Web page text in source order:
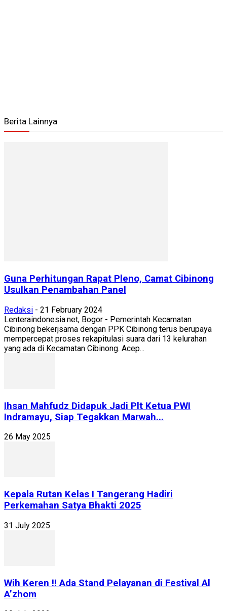
Berita Lainnya
Guna Perhitungan Rapat Pleno, Camat Cibinong
Usulkan Penambahan Panel
Redaksi - 21 February 2024
Lenteraindonesia.net, Bogor - Pemerintah Kecamatan
Cibinong bekerjsama dengan PPK Cibinong terus berupaya
mempercepat proses rekapitulasi suara dari 13 kelurahan
yang ada di Kecamatan Cibinong. Acep...
Ihsan Mahfudz Didapuk Jadi Plt Ketua PWI
Indramayu, Siap Tegakkan Marwah...
26 May 2025
Kepala Rutan Kelas I Tangerang Hadiri
Perkemahan Satya Bhakti 2025
31 July 2025
Wih Keren !! Ada Stand Pelayanan di Festival Al
A’zhom